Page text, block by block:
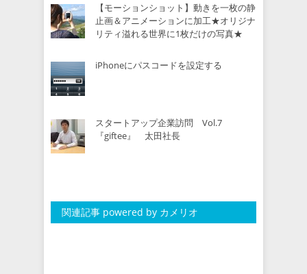
【モーションショット】動きを一枚の静
止画＆アニメーションに加工★オリジナ
リティ溢れる世界に1枚だけの写真★
iPhoneにパスコードを設定する
スタートアップ企業訪問 Vol.7
『giftee』 太田社長
関連記事 powered by カメリオ